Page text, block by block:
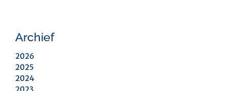
Archief
2026
2025
2024